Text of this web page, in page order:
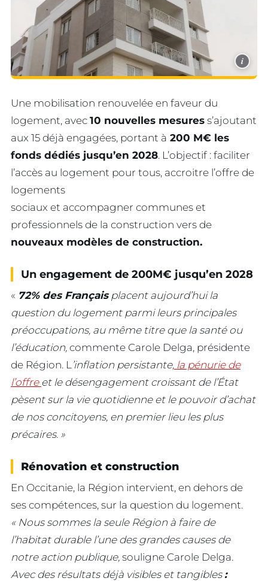
i
Une mobilisation renouvelée en faveur du
logement, avec 10 nouvelles mesures s’ajoutant
aux 15 déjà engagées, portant à 200 M€ les
fonds dédiés jusqu’en 2028. L’objectif : faciliter
l’accès au logement pour tous, accroitre l’offre de
logements
sociaux et accompagner communes et
professionnels de la construction vers de
nouveaux modèles de construction.
Un engagement de 200M€ jusqu’en 2028
« 72% des Françaisplacent aujourd’hui la
question du logement parmi leurs principales
préoccupations, au même titre que la santé ou
l’éducation, commente Carole Delga, présidente
de Région. L ’inflation persistante, la pénurie de
l’offre et le désengagement croissant de l’État
pèsent sur la vie quotidienne et le pouvoir d’achat
de nos concitoyens, en premier lieu les plus
précaires. »
Rénovation et construction
En Occitanie, la Région intervient, en dehors de
ses compétences, sur la question du logement.
« Nous sommes la seule Région à faire de
l’habitat durable l’une des grandes causes de
notre action publique, souligne Carole Delga.
Avec des résultats déjà visibles et tangibles :